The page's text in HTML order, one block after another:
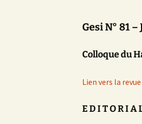
Modalités
Gesi N° 81
Colloquedu
Lien vers la
E D I T O R I A